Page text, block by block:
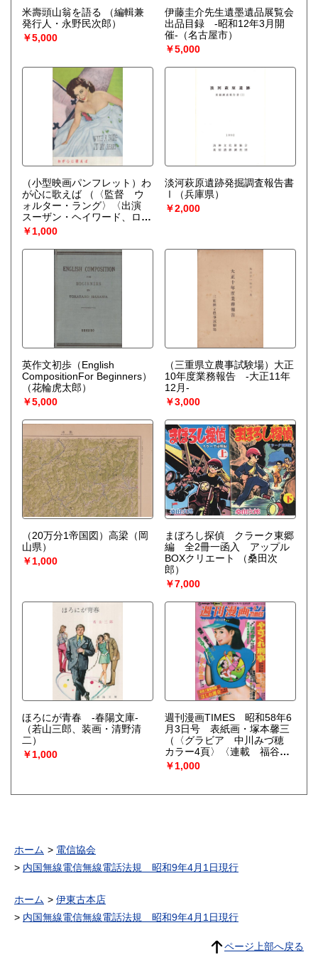
米壽頭山翁を語る
（編輯兼
発行人・永野民次郎）
￥5,000
伊藤圭介先生遺墨遺品展覧会
出品目録 -昭和12年3月開
催-（名古屋市）
￥5,000
（小型映画パンフレット）わ
が心に歌えば
（〈監督 ウ
ォルター・ラング〉〈出演
スーザン・ヘイワード、ロリ
イ・カルハウン〉）
￥1,000
淡河萩原遺跡発掘調査報告書
Ⅰ（兵庫県）
￥2,000
英作文初歩（English
CompositionFor Beginners）
（花輪虎太郎）
￥5,000
（三重県立農事試験場）大正
10年度業務報告 -大正11年
12月-
￥3,000
（20万分1帝国図）高梁（岡
山県）
￥1,000
まぼろし探偵 クラーク東郷
編 全2冊一函入 アップル
BOXクリエート
（桑田次
郎）
￥7,000
ほろにが青春 -春陽文庫-
（若山三郎、装画・清野清
二）
￥1,000
週刊漫画TIMES 昭和58年6
月3日号 表紙画・塚本馨三
（〈グラビア 中川みづ穂
カラー4頁〉〈連載 福谷た
かし、田上憲治、ほんまり
う、ももなり高、くらしな涼
し、小島功、鈴木義司、東海
￥1,000
ホーム
電信協会
内国無線電信無線電話法規 昭和9年4月1日現行
ホーム
伊東古本店
内国無線電信無線電話法規 昭和9年4月1日現行
ページ上部へ戻る